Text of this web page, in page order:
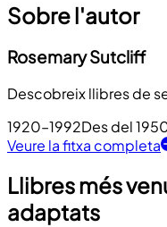
Sobre l'autor
Rosemary Sutcliff
Descobreix llibres de
1920–1992Des del
Veure la fitxa completa
Llibres més
adaptats